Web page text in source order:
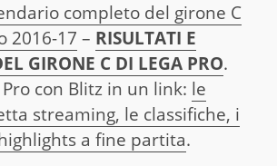
completo del girone C
2016-17 – RISULTATI E
GIRONE C DI LEGA PRO.
con Blitz in un link: le
streaming, le classifiche, i
a fine partita.